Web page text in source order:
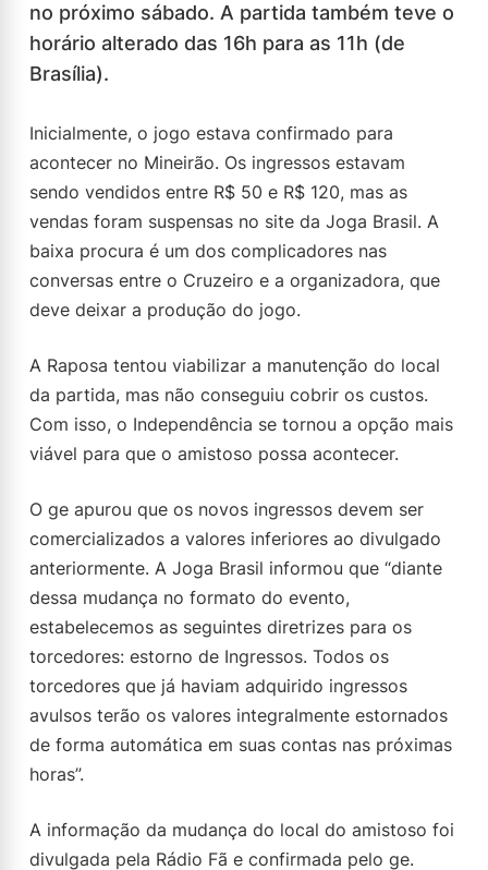
no próximo sábado. A partida também teve o
horário alterado das 16h para as 11h (de
Brasília).
Inicialmente, o jogo estava confirmado para
acontecer no Mineirão. Os ingressos estavam
sendo vendidos entre R$ 50 e R$ 120, mas as
vendas foram suspensas no site da Joga Brasil. A
baixa procura é um dos complicadores nas
conversas entre o Cruzeiro e a organizadora, que
deve deixar a produção do jogo.
A Raposa tentou viabilizar a manutenção do local
da partida, mas não conseguiu cobrir os custos.
Com isso, o Independência se tornou a opção mais
viável para que o amistoso possa acontecer.
O ge apurou que os novos ingressos devem ser
comercializados a valores inferiores ao divulgado
anteriormente. A Joga Brasil informou que “diante
dessa mudança no formato do evento,
estabelecemos as seguintes diretrizes para os
torcedores: estorno de Ingressos. Todos os
torcedores que já haviam adquirido ingressos
avulsos terão os valores integralmente estornados
de forma automática em suas contas nas próximas
horas”.
A informação da mudança do local do amistoso foi
divulgada pela Rádio Fã e confirmada pelo ge.